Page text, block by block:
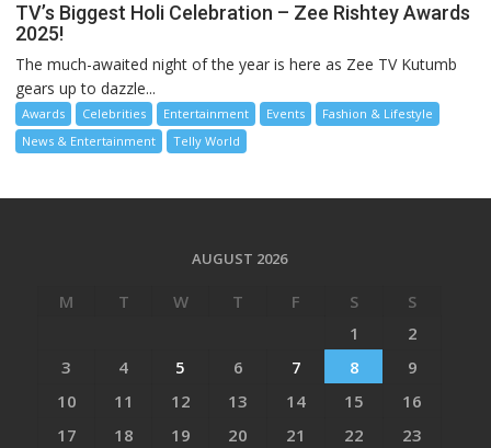
TV’s Biggest Holi Celebration – Zee Rishtey Awards
2025!
The much-awaited night of the year is here as Zee TV Kutumb
gears up to dazzle...
Awards Celebrities Entertainment Events
Fashion & Lifestyle
News & Entertainment
Telly World
AUGUST 2026
M T W T F S
S
1
2
3
4 5 6 7 8
9
10
11 12 13 14 15
16
17
18 19 20 21 22
23